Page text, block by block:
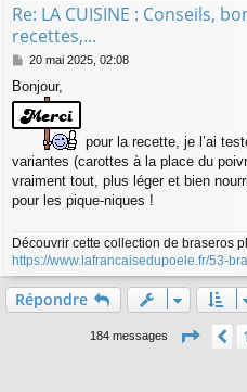
Re: LA CUISINE : Conseils,
recettes,...
M
s
s
a
e
20 mai 2025, 02:08
Bonjour,
pour la recette, je l’ai
variantes (carottes à la place du
vraiment tout, plus léger et bien
pour les pique-niques !
Découvrir cette collection de braseros
https://www.lafrancaisedupoele.fr/53-
Répondre
184 messages Page